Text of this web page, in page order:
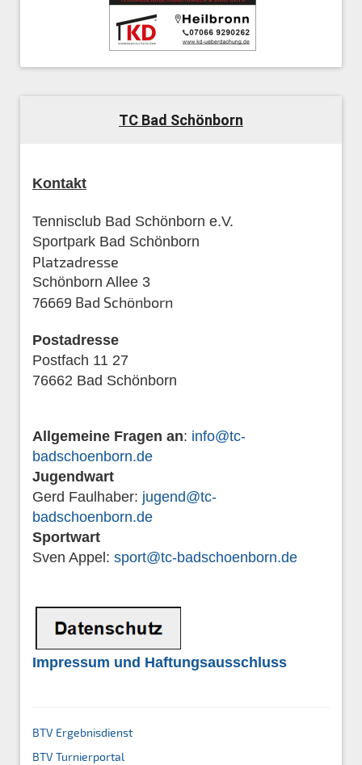
TC Bad Schönborn
Kontakt
Tennisclub Bad Schönborn e.V.
Sportpark Bad Schönborn
Platzadresse
Schönborn Allee 3
76669 Bad Schönborn
Postadresse
Postfach 11 27
76662 Bad Schönborn
Allgemeine Fragen an: info@tc-
badschoenborn.de
Jugendwart
Gerd Faulhaber: jugend@tc-
badschoenborn.de
Sportwart
Sven Appel: sport@tc-badschoenborn.de
Impressum und Haftungsausschluss
BTV Ergebnisdienst
BTV Turnierportal